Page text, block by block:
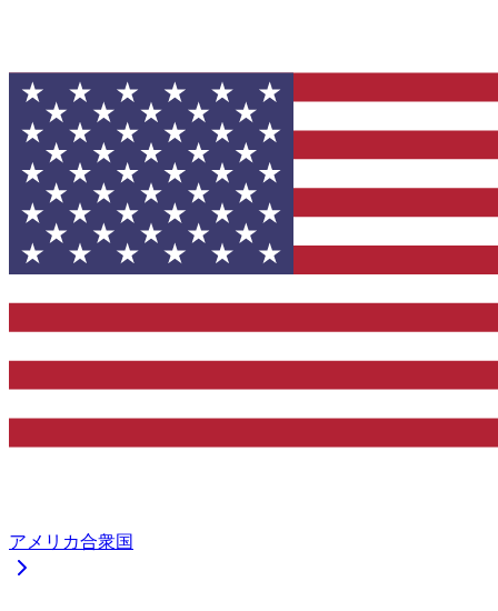
アメリカ合衆国